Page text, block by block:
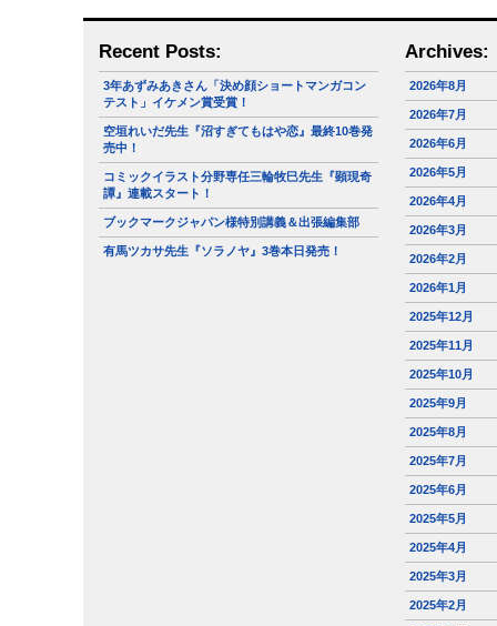
Recent Posts:
3年あずみあきさん「決め顔ショートマンガコン
テスト」イケメン賞受賞！
空垣れいだ先生『沼すぎてもはや恋』最終10巻発
売中！
コミックイラスト分野専任三輪牧巳先生『顕現奇
譚』連載スタート！
ブックマークジャパン様特別講義＆出張編集部
有馬ツカサ先生『ソラノヤ』3巻本日発売！
Archives:
2026年8月
2026年7月
2026年6月
2026年5月
2026年4月
2026年3月
2026年2月
2026年1月
2025年12月
2025年11月
2025年10月
2025年9月
2025年8月
2025年7月
2025年6月
2025年5月
2025年4月
2025年3月
2025年2月